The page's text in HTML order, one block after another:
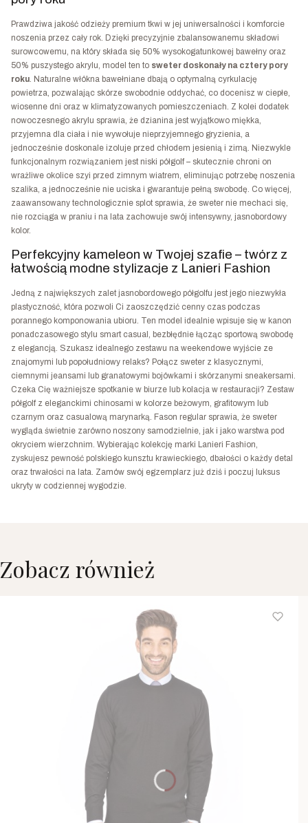
Prawdziwa jakość odzieży premium tkwi w jej uniwersalności i komforcie
noszenia przez cały rok. Dzięki precyzyjnie zbalansowanemu składowi
surowcowemu, na który składa się 50% wysokogatunkowej bawełny oraz
50% puszystego akrylu, model ten to sweter doskonały na cztery pory
roku . Naturalne włókna bawełniane dbają o optymalną cyrkulację
powietrza, pozwalając skórze swobodnie oddychać, co docenisz w ciepłe,
wiosenne dni oraz w klimatyzowanych pomieszczeniach. Z kolei dodatek
nowoczesnego akrylu sprawia, że dzianina jest wyjątkowo miękka,
przyjemna dla ciała i nie wywołuje nieprzyjemnego gryzienia, a
jednocześnie doskonale izoluje przed chłodem jesienią i zimą. Niezwykle
funkcjonalnym rozwiązaniem jest niski półgolf – skutecznie chroni on
wrażliwe okolice szyi przed zimnym wiatrem, eliminując potrzebę noszenia
szalika, a jednocześnie nie uciska i gwarantuje pełną swobodę. Co więcej,
zaawansowany technologicznie splot sprawia, że sweter nie mechaci się,
nie rozciąga w praniu i na lata zachowuje swój intensywny, jasnobordowy
kolor.
Perfekcyjny kameleon w Twojej szafie – twórz z
łatwością modne stylizacje z Lanieri Fashion
Jedną z największych zalet jasnobordowego półgolfu jest jego niezwykła
plastyczność, która pozwoli Ci zaoszczędzić cenny czas podczas
porannego komponowania ubioru. Ten model idealnie wpisuje się w kanon
ponadczasowego stylu smart casual, bezbłędnie łącząc sportową swobodę
z elegancją. Szukasz idealnego zestawu na weekendowe wyjście ze
znajomymi lub popołudniowy relaks? Połącz sweter z klasycznymi,
ciemnymi jeansami lub granatowymi bojówkami i skórzanymi sneakersami.
Czeka Cię ważniejsze spotkanie w biurze lub kolacja w restauracji? Zestaw
półgolf z eleganckimi chinosami w kolorze beżowym, grafitowym lub
czarnym oraz casualową marynarką. Fason regular sprawia, że sweter
wygląda świetnie zarówno noszony samodzielnie, jak i jako warstwa pod
okryciem wierzchnim. Wybierając kolekcję marki Lanieri Fashion,
zyskujesz pewność polskiego kunsztu krawieckiego, dbałości o każdy detal
oraz trwałości na lata. Zamów swój egzemplarz już dziś i poczuj luksus
ukryty w codziennej wygodzie.
Zobacz również